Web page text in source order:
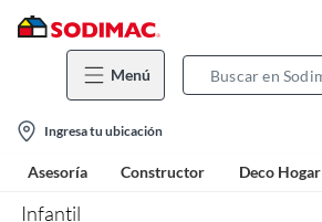
Menú
location-
icon
Ingresa tu ubicación
Asesoría Constructor Deco Hogar
Infantil